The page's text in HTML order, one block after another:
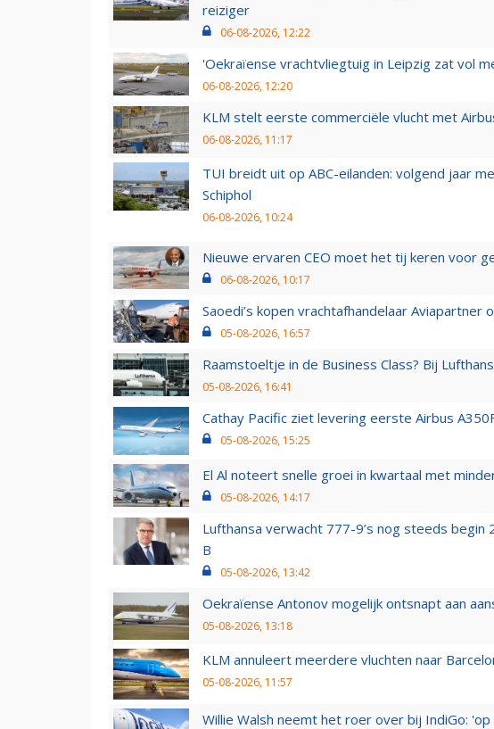
reiziger
06-08-2026, 12:22
'Oekraïense vrachtvliegtuig in Leipzig zat vol
06-08-2026, 12:20
KLM stelt eerste commerciële vlucht met
06-08-2026, 11:17
TUI breidt uit op ABC-eilanden: volgend jaar
Schiphol
06-08-2026, 10:24
Nieuwe ervaren CEO moet het tij keren voor
06-08-2026, 10:17
Saoedi’s kopen vrachtafhandelaar Aviapartner
05-08-2026, 16:57
Raamstoeltje in de Business Class? Bij
05-08-2026, 16:41
Cathay Pacific ziet levering eerste Airbus
05-08-2026, 15:25
El Al noteert snelle groei in kwartaal met
05-08-2026, 14:17
Lufthansa verwacht 777-9’s nog steeds begin
B
05-08-2026, 13:42
Oekraïense Antonov mogelijk ontsnapt aan
05-08-2026, 13:18
KLM annuleert meerdere vluchten naar
05-08-2026, 11:57
Willie Walsh neemt het roer over bij IndiGo: